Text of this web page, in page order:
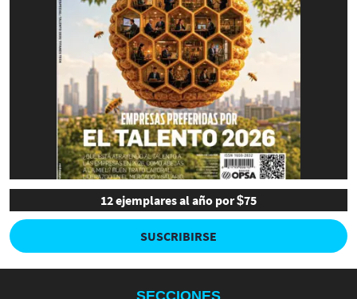
12 ejemplares al año por $75
SUSCRIBIRSE
SECCIONES